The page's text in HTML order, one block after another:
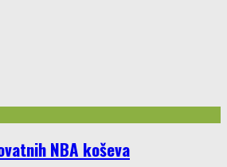
NBA koševa